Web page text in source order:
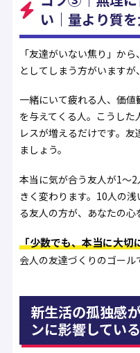
い｜量より質
「友達がいない焦り」か
としてしまう方がいますが
一緒にいて疲れる人、価
を与えてくる人。こうし
レスが増えるだけです。
ましょう。
本当に気が合う友人が1〜
きく変わります。10人の
る友人の方が、あなたの心
「少数でも、本当に大切
会人の友達づくりのゴール
新生活の孤独感
ンに影響してい